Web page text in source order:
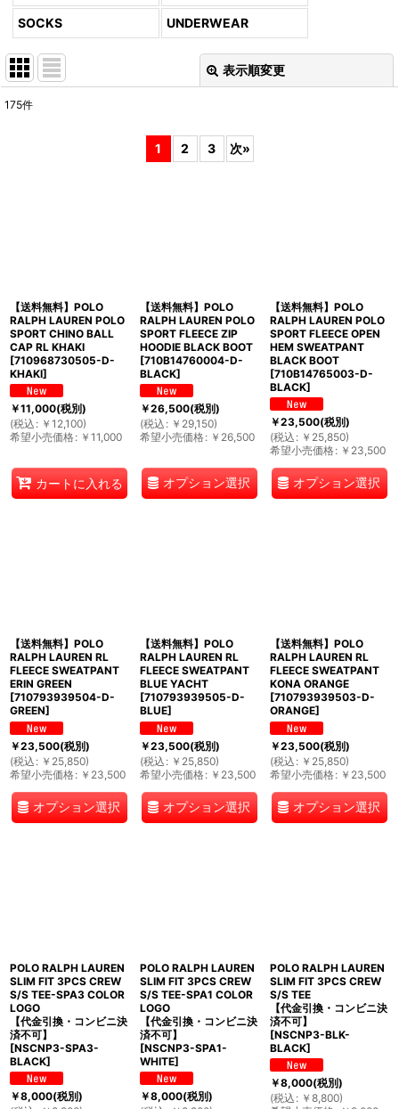
SOCKS UNDERWEAR
表示順変更
175件
1 2 3 次»
【送料無料】POLO
RALPH LAUREN POLO
SPORT CHINO BALL
CAP RL KHAKI
[710968730505-D-
KHAKI]
￥11,000(税別)
(税込 : ￥ 12,100)
希望小売価格: ￥ 11,000
カートに入れる
【送料無料】POLO
RALPH LAUREN POLO
SPORT FLEECE ZIP
HOODIE BLACK BOOT
[710B14760004-D-
BLACK]
￥26,500(税別)
(税込 : ￥ 29,150)
希望小売価格: ￥ 26,500
オプション選択
【送料無料】POLO
RALPH LAUREN POLO
SPORT FLEECE OPEN
HEM SWEATPANT
BLACK BOOT
[710B14765003-D-
BLACK]
￥23,500(税別)
(税込 : ￥ 25,850)
希望小売価格: ￥ 23,500
オプション選択
【送料無料】POLO
RALPH LAUREN RL
FLEECE SWEATPANT
ERIN GREEN
[710793939504-D-
GREEN]
￥23,500(税別)
(税込 : ￥ 25,850)
希望小売価格: ￥ 23,500
オプション選択
【送料無料】POLO
RALPH LAUREN RL
FLEECE SWEATPANT
BLUE YACHT
[710793939505-D-
BLUE]
￥23,500(税別)
(税込 : ￥ 25,850)
希望小売価格: ￥ 23,500
オプション選択
【送料無料】POLO
RALPH LAUREN RL
FLEECE SWEATPANT
KONA ORANGE
[710793939503-D-
ORANGE]
￥23,500(税別)
(税込 : ￥ 25,850)
希望小売価格: ￥ 23,500
オプション選択
POLO RALPH LAUREN
SLIM FIT 3PCS CREW
S/S TEE-SPA3 COLOR
LOGO
【代金引換・コンビニ決
済不可】
[NSCNP3-SPA3-
BLACK]
￥8,000(税別)
POLO RALPH LAUREN
SLIM FIT 3PCS CREW
S/S TEE-SPA1 COLOR
LOGO
【代金引換・コンビニ決
済不可】
[NSCNP3-SPA1-
WHITE]
￥8,000(税別)
POLO RALPH LAUREN
SLIM FIT 3PCS CREW
S/S TEE
【代金引換・コンビニ決
済不可】
[NSCNP3-BLK-
BLACK]
￥8,000(税別)
(税込 : ￥ 8,800)